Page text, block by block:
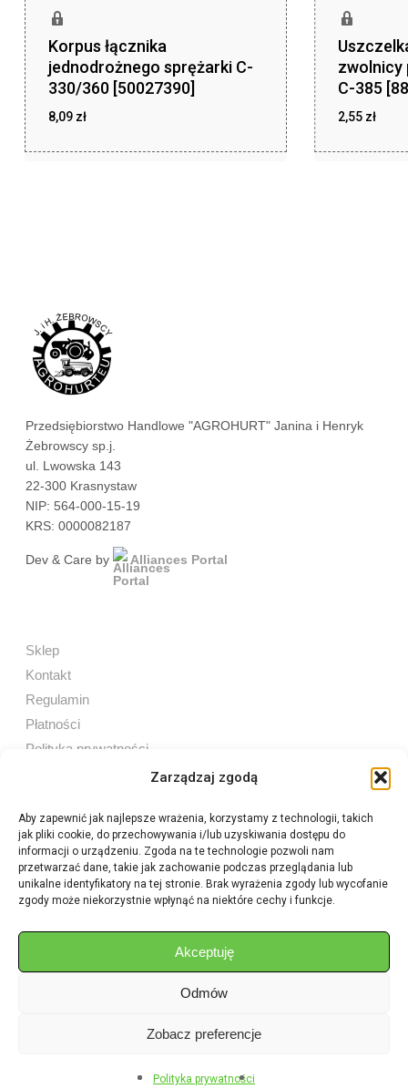
Zarządzaj zgodą
Aby zapewnić jak najlepsze wrażenia, korzystamy z technologii, takich
jak pliki cookie, do przechowywania i/lub uzyskiwania dostępu do
informacji o urządzeniu. Zgoda na te technologie pozwoli nam
przetwarzać dane, takie jak zachowanie podczas przeglądania lub
unikalne identyfikatory na tej stronie. Brak wyrażenia zgody lub wycofanie
zgody może niekorzystnie wpłynąć na niektóre cechy i funkcje.
Akceptuję
Odmów
Zobacz preferencje
Polityka prywatności
Korpus łącznika
jednodrożnego sprężarki C-
330/360 [50027390]
8,09 zł
zwolnicy
C-385
2,55 zł
Przedsiębiorstwo Handlowe "AGROHURT" Janina i Henryk
Żebrowscy sp.j.
ul. Lwowska 143
22-300 Krasnystaw
NIP: 564-000-15-19
KRS: 0000082187
Dev & Care by Alliances Portal
Sklep
Kontakt
Regulamin
Płatności
Polityka prywatności
Sprzedaż internetowa
Tel:605 603 753
Sprzedaż detaliczna
aukcje.agrohurt@gmail.com